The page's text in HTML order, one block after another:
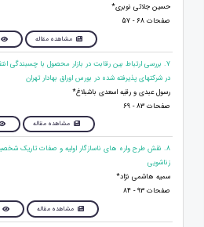
حسین جلائی نوبری*
صفحات 68 - 57
مشاهده مقاله
7. بررسی ارتباط بین رقابت در بازار محصول با چسبندگی
در شرکتهای پذیرفته شده در بورس اوراق بهادار تهران
رسول عبدی و رقیه اسعدی باشبلاغ*
صفحات 83 - 69
مشاهده مقاله
8. نقش طرح واره های ناسازگار اولیه و صفات تاریک
زناشویی
سمیه هاشمی نژاد*
صفحات 93 - 84
مشاهده مقاله